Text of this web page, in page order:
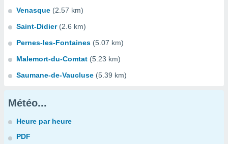
Venasque (2.57 km)
Saint-Didier (2.6 km)
Pernes-les-Fontaines (5.07 km)
Malemort-du-Comtat (5.23 km)
Saumane-de-Vaucluse (5.39 km)
Météo...
Heure par heure
PDF